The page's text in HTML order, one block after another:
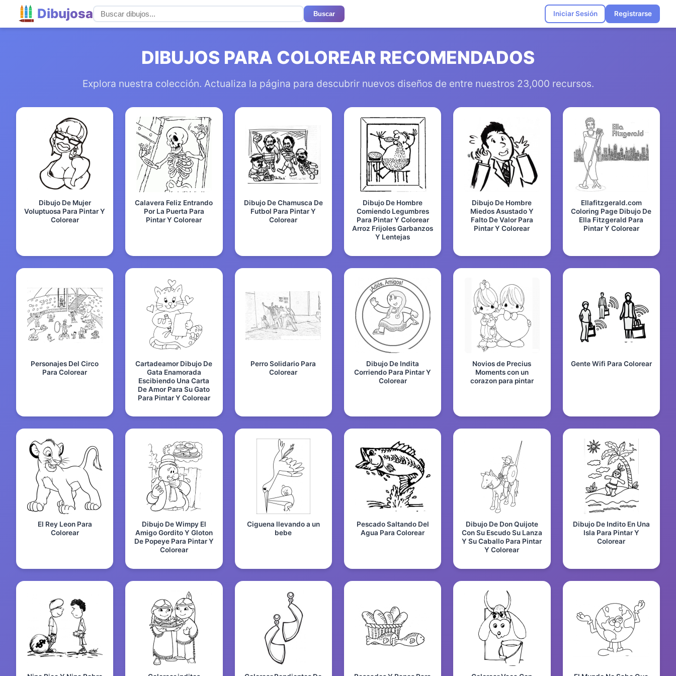
Dibujosa Buscar Iniciar Sesión Registrarse
DIBUJOS PARA COLOREAR RECOMENDADOS
Explora nuestra colección. Actualiza la página para descubrir nuevos diseños de entre nuestros 23,000 recursos.
Dibujo De Mujer
Voluptuosa Para Pintar Y
Colorear
Calavera Feliz Entrando
Por La Puerta Para
Pintar Y Colorear
Dibujo De Chamusca De
Futbol Para Pintar Y
Colorear
Dibujo De Hombre
Comiendo Legumbres
Para Pintar Y Colorear
Arroz Frijoles Garbanzos
Y Lentejas
Dibujo De Hombre
Miedos Asustado Y
Falto De Valor Para
Pintar Y Colorear
Ellafitzgerald.com
Coloring Page Dibujo De
Ella Fitzgerald Para
Pintar Y Colorear
Personajes Del Circo
Para Colorear
Cartadeamor Dibujo De
Gata Enamorada
Escibiendo Una Carta
De Amor Para Su Gato
Para Pintar Y Colorear
Perro Solidario Para
Colorear
Dibujo De Indita
Corriendo Para Pintar Y
Colorear
Novios de Precius
Moments con un
corazon para pintar
Gente Wifi Para Colorear
El Rey Leon Para
Colorear
Dibujo De Wimpy El
Amigo Gordito Y Gloton
De Popeye Para Pintar Y
Colorear
Ciguena llevando a un
bebe
Pescado Saltando Del
Agua Para Colorear
Dibujo De Don Quijote
Con Su Escudo Su Lanza
Y Su Caballo Para Pintar
Y Colorear
Dibujo De Indito En Una
Isla Para Pintar Y
Colorear